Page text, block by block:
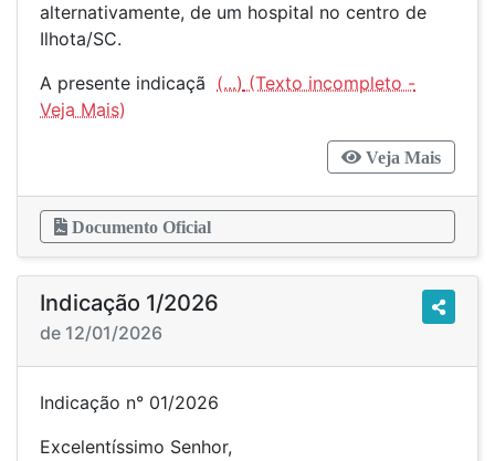
alternativamente, de um hospital no centro de
Ilhota/SC.
A presente indicaçã (...)
Veja Mais
Documento Oficial
Indicação 1/2026
de 12/01/2026
Indicação n° 01/2026
Excelentíssimo Senhor,